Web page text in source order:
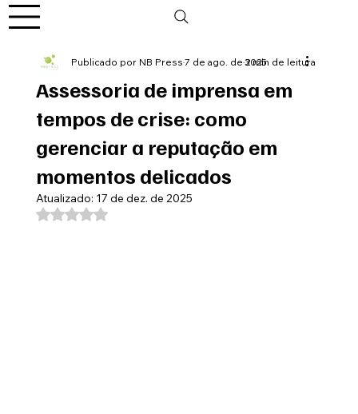
Assessoria de imprensa em
tempos de crise: como
gerenciar a reputação em
momentos delicados
Publicado por NB Press7 de ago. de 20253 min de leitura
Atualizado: 17 de dez. de 2025
Avaliado com NaN de 5 estrelas.